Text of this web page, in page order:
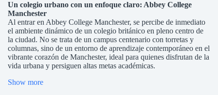
Un colegio urbano con un enfoque claro: Abbey College
Manchester
Al entrar en Abbey College Manchester, se percibe de inmediato
el ambiente dinámico de un colegio británico en pleno centro de
la ciudad. No se trata de un campus centenario con torretas y
columnas, sino de un entorno de aprendizaje contemporáneo en el
vibrante corazón de Manchester, ideal para quienes disfrutan de la
vida urbana y persiguen altas metas académicas.
Show more